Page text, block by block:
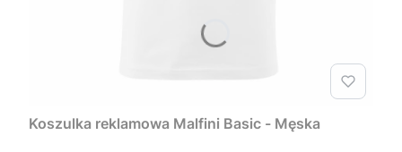
Koszulka reklamowa Malfini Basic - Męska